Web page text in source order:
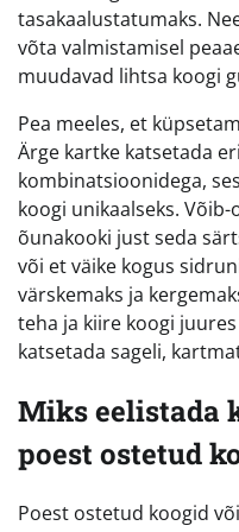
tasakaalustatumaks.
võta valmistamisel
muudavad lihtsa koogi
Pea meeles, et
Ärge kartke katsetada
kombinatsioonidega,
koogi unikaalseks.
õunakooki just seda
või et väike kogus
värskemaks ja
teha ja kiire koogi
katsetada sageli,
Miks eelistada
poest ostetud
Poest ostetud koogid